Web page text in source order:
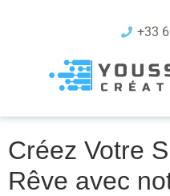
+33
Créateur
IA –
Web de
Créez Votre
Rêve avec